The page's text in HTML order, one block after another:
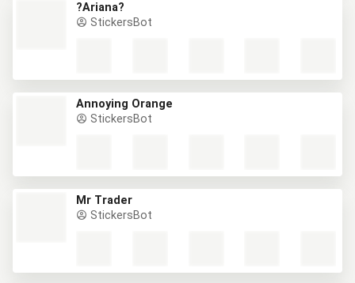
?Ariana?
StickersBot
Annoying Orange
StickersBot
Mr Trader
StickersBot